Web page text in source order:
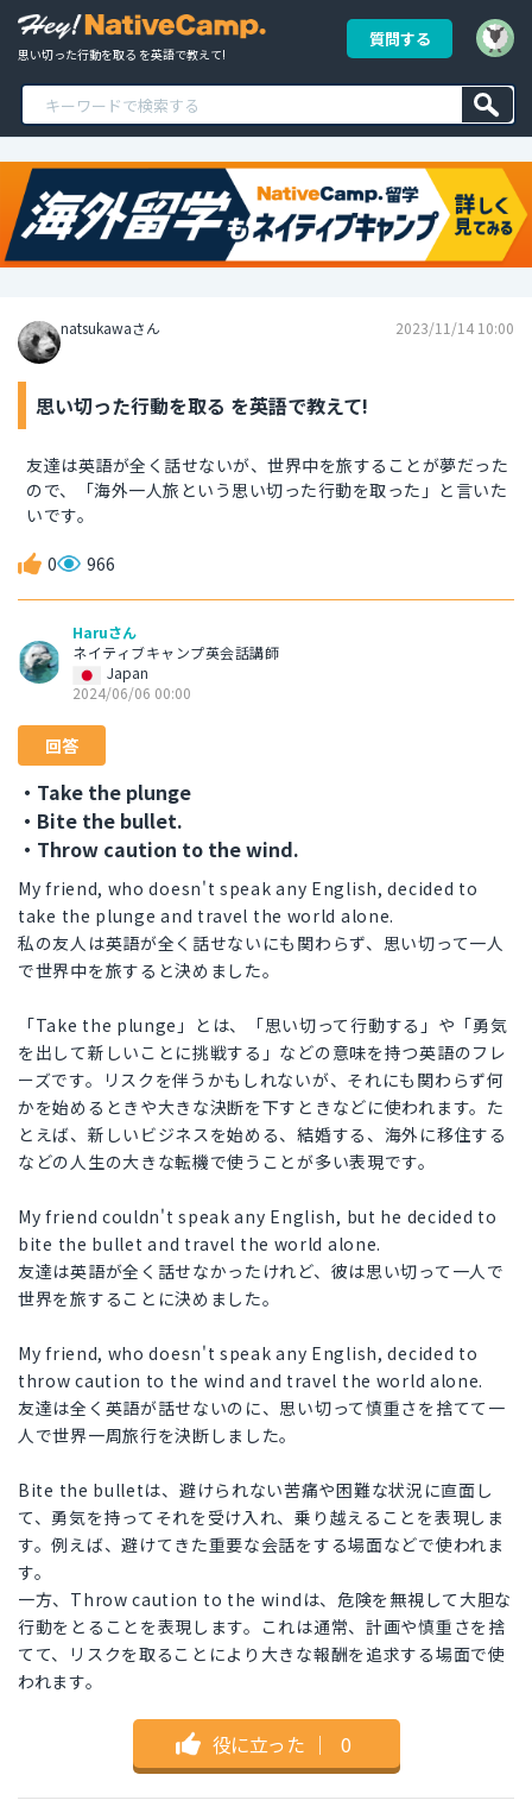
思い切った行動を取る を英語で教えて!
質問する
natsukawaさん 2023/11/14 10:00
思い切った行動を取る を英語で教えて!
友達は英語が全く話せないが、世界中を旅することが夢だった
ので、「海外一人旅という思い切った行動を取った」と言いた
いです。
0 966
Haruさん
ネイティブキャンプ英会話講師
Japan
2024/06/06 00:00
回答
・Take the plunge
・Bite the bullet.
・Throw caution to the wind.
My friend, who doesn't speak any English, decided to
take the plunge and travel the world alone.
私の友人は英語が全く話せないにも関わらず、思い切って一人
で世界中を旅すると決めました。
「Take the plunge」とは、「思い切って行動する」や「勇気
を出して新しいことに挑戦する」などの意味を持つ英語のフレ
ーズです。リスクを伴うかもしれないが、それにも関わらず何
かを始めるときや大きな決断を下すときなどに使われます。た
とえば、新しいビジネスを始める、結婚する、海外に移住する
などの人生の大きな転機で使うことが多い表現です。
My friend couldn't speak any English, but he decided to
bite the bullet and travel the world alone.
友達は英語が全く話せなかったけれど、彼は思い切って一人で
世界を旅することに決めました。
My friend, who doesn't speak any English, decided to
throw caution to the wind and travel the world alone.
友達は全く英語が話せないのに、思い切って慎重さを捨てて一
人で世界一周旅行を決断しました。
Bite the bulletは、避けられない苦痛や困難な状況に直面し
て、勇気を持ってそれを受け入れ、乗り越えることを表現しま
す。例えば、避けてきた重要な会話をする場面などで使われま
す。
一方、Throw caution to the windは、危険を無視して大胆な
行動をとることを表現します。これは通常、計画や慎重さを捨
てて、リスクを取ることにより大きな報酬を追求する場面で使
われます。
役に立った ｜ 0